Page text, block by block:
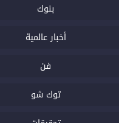
بنوك
أخبار عالمية
فن
توك شو